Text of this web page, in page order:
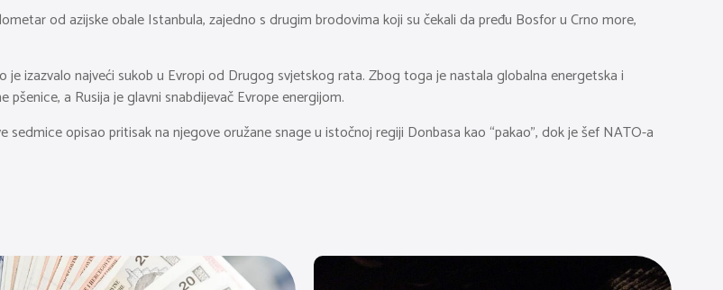
od azijske obale Istanbula, zajedno s drugim brodovima koji su čekali da pređu Bosfor u Crno more,
izazvalo najveći sukob u Evropi od Drugog svjetskog rata. Zbog toga je nastala globalna energetska i
a Rusija je glavni snabdijevač Evrope energijom.
opisao pritisak na njegove oružane snage u istočnoj regiji Donbasa kao “pakao”, dok je šef NATO-a